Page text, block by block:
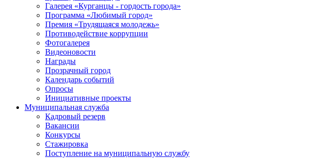
Галерея «Курганцы - гордость города»
Программа «Любимый город»
Премия «Трудящаяся молодежь»
Противодействие коррупции
Фотогалерея
Видеоновости
Награды
Прозрачный город
Календарь событий
Опросы
Инициативные проекты
Муниципальная служба
Кадровый резерв
Вакансии
Конкурсы
Стажировка
Поступление на муниципальную службу